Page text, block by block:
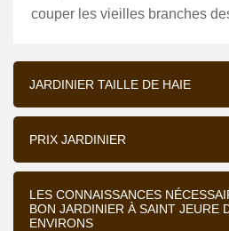
couper les vieilles branches
JARDINIER TAILLE DE HAIE
PRIX JARDINIER
LES CONNAISSANCES
BON JARDINIER À SAINT JEURE
ENVIRONS